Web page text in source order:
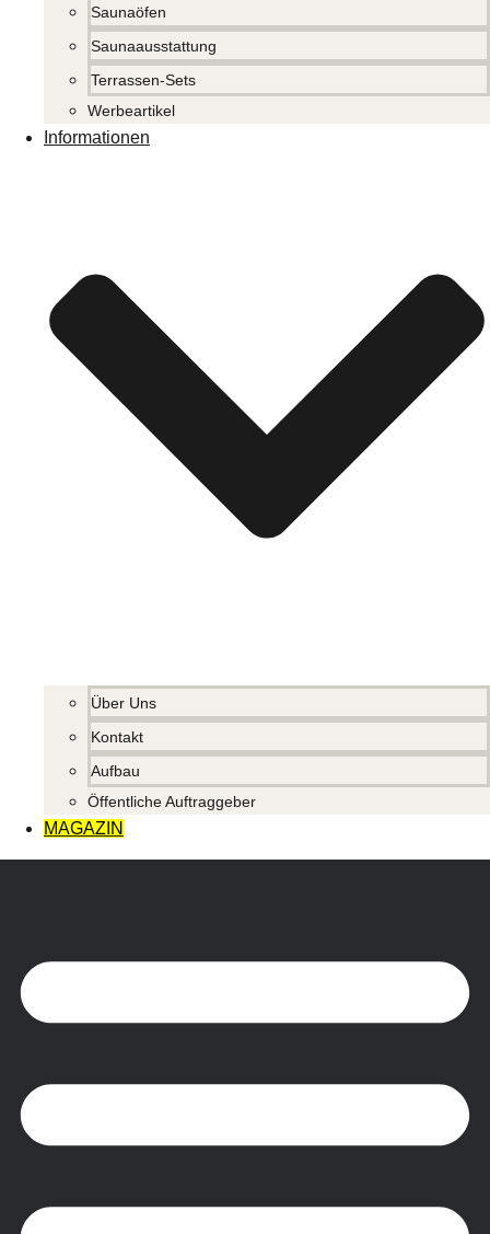
Saunaöfen
Saunaausstattung
Terrassen-Sets
Werbeartikel
Informationen
Über Uns
Kontakt
Aufbau
Öffentliche Auftraggeber
MAGAZIN